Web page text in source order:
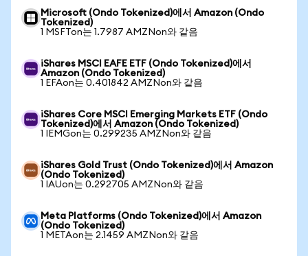
Microsoft (Ondo Tokenized)에서 Amazon (Ondo
Tokenized)
1 MSFTon는 1.7987 AMZNon와 같음
iShares MSCI EAFE ETF (Ondo Tokenized)에서
Amazon (Ondo Tokenized)
1 EFAon는 0.401842 AMZNon와 같음
iShares Core MSCI Emerging Markets ETF (Ondo
Tokenized)에서 Amazon (Ondo Tokenized)
1 IEMGon는 0.299235 AMZNon와 같음
iShares Gold Trust (Ondo Tokenized)에서 Amazon
(Ondo Tokenized)
1 IAUon는 0.292705 AMZNon와 같음
Meta Platforms (Ondo Tokenized)에서 Amazon
(Ondo Tokenized)
1 METAon는 2.1459 AMZNon와 같음